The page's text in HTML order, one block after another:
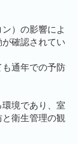
）の影響によ
確認されてい
通年での予防
境であり、室
衛生管理の観